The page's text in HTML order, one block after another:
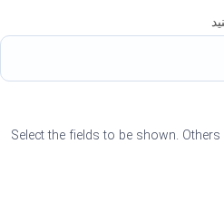
Select the fields to be shown.